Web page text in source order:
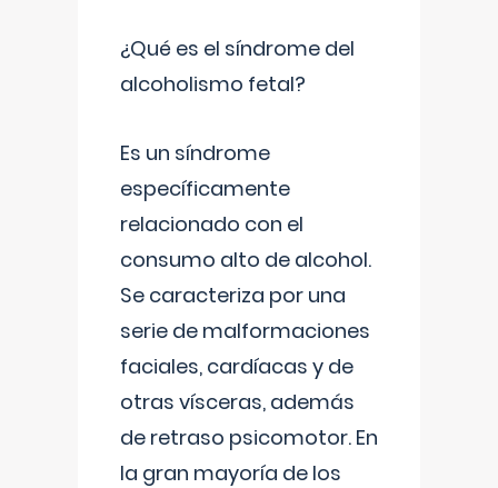
¿Qué es el síndrome del
alcoholismo fetal?
Es un síndrome
específicamente
relacionado con el
consumo alto de alcohol.
Se caracteriza por una
serie de malformaciones
faciales, cardíacas y de
otras vísceras, además
de retraso psicomotor. En
la gran mayoría de los